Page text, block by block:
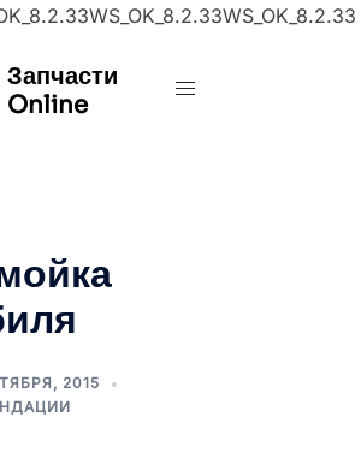
Запчасти
Online
2015